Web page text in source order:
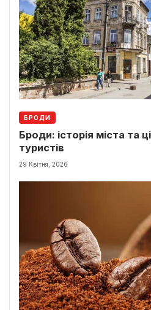
БРОДИ
Броди: історія міста та
туристів
29 Квітня, 2026